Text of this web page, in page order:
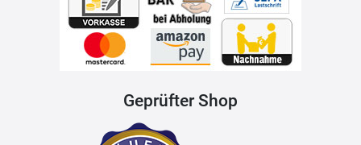
Geprüfter Shop